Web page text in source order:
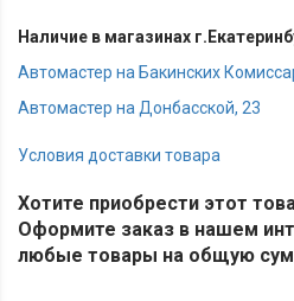
Наличие в магазинах
Автомастер на Бакинских
Автомастер на Донбасской, 23
Условия доставки товара
Хотите приобрести этот
Оформите заказ в нашем
любые товары на общую